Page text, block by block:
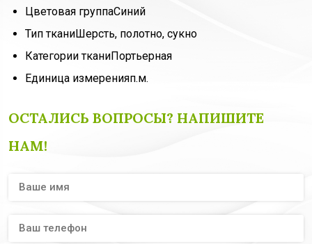
Цветовая группаСиний
Тип тканиШерсть, полотно, сукно
Категории тканиПортьерная
Единица измеренияп.м.
ОСТАЛИСЬ ВОПРОСЫ? НАПИШИТЕ
НАМ!